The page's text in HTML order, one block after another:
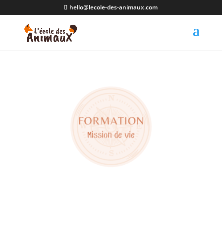
hello@lecole-des-animaux.com